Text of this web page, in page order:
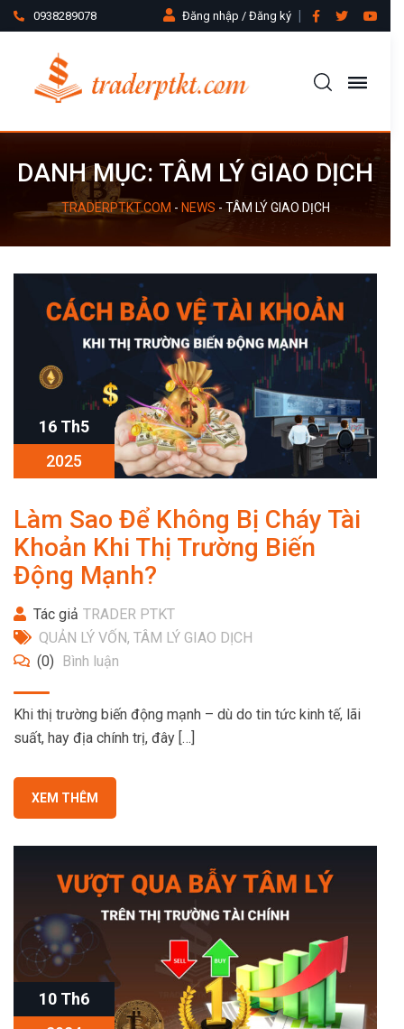
0938289078 Đăng nhập / Đăng ký
DANH MỤC: TÂM LÝ GIAO DỊCH
TRADERPTKT.COM - NEWS - TÂM LÝ GIAO DỊCH
16 Th5
2025
Làm Sao Để Không Bị Cháy Tài
Khoản Khi Thị Trường Biến
Động Mạnh?
Tác giả TRADER PTKT
QUẢN LÝ VỐN, TÂM LÝ GIAO DỊCH
(0) Bình luận
Khi thị trường biến động mạnh – dù do tin tức kinh tế, lãi
suất, hay địa chính trị, đây […]
XEM THÊM
10 Th6